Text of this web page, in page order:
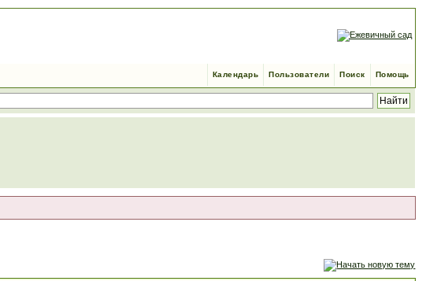
Помощь
Поиск
Пользователи
Календарь